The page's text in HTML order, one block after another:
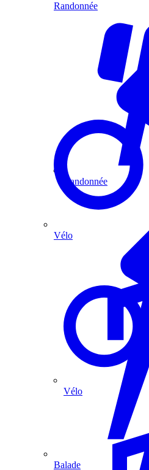
Randonnée
Vélo
Randonnée
Vélo
Balade